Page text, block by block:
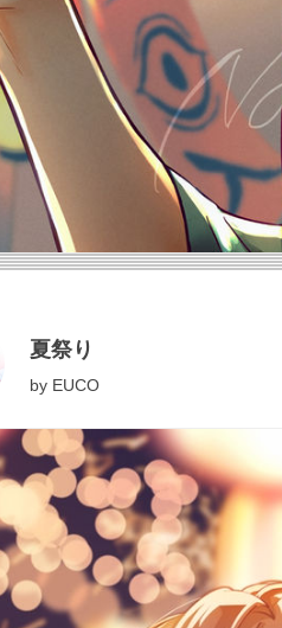
夏祭り
by EUCO